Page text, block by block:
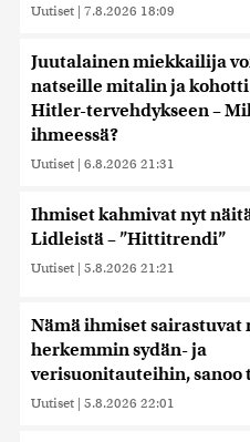
Uutiset | 7.8.2026 18:09
Juutalainen miekkailija
natseille mitalin ja kohotti
Hitler-tervehdykseen –
ihmeessä?
Uutiset | 6.8.2026 21:31
Ihmiset kahmivat nyt
Lidleistä – ”Hittitrendi”
Uutiset | 5.8.2026 21:21
Nämä ihmiset sairastuvat
herkemmin sydän- ja
verisuonitauteihin, sanoo
Uutiset | 5.8.2026 22:01